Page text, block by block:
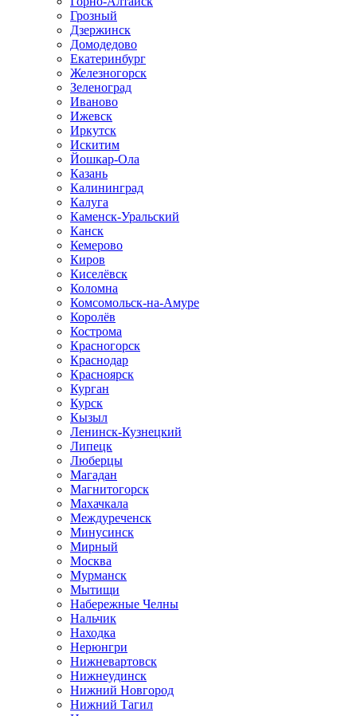
Грозный
Дзержинск
Домодедово
Екатеринбург
Железногорск
Зеленоград
Иваново
Ижевск
Иркутск
Искитим
Йошкар-Ола
Казань
Калининград
Калуга
Каменск-Уральский
Канск
Кемерово
Киров
Киселёвск
Коломна
Комсомольск-на-Амуре
Королёв
Кострома
Красногорск
Краснодар
Красноярск
Курган
Курск
Кызыл
Ленинск-Кузнецкий
Липецк
Люберцы
Магадан
Магнитогорск
Махачкала
Междуреченск
Минусинск
Мирный
Москва
Мурманск
Мытищи
Набережные Челны
Нальчик
Находка
Нерюнгри
Нижневартовск
Нижнеудинск
Нижний Новгород
Нижний Тагил